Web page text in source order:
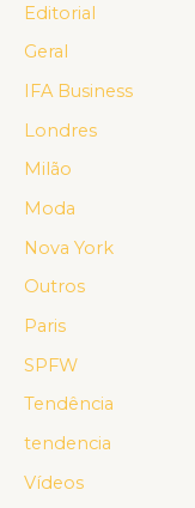
Editorial
Geral
IFA Business
Londres
Milão
Moda
Nova York
Outros
Paris
SPFW
Tendência
tendencia
Vídeos